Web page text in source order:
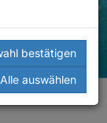
bestätigen
Alle auswählen